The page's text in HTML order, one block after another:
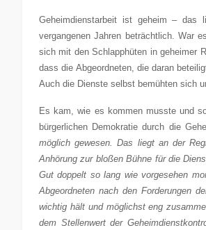
Geheimdienstarbeit ist geheim –
vergangenen Jahren beträchtlich. War
sich mit den Schlapphüten in geheimer
dass die Abgeordneten, die daran
Auch die Dienste selbst bemühten sich
Es kam, wie es kommen musste und
bürgerlichen Demokratie durch die
möglich gewesen. Das liegt an der
Anhörung zur bloßen Bühne für die
Gut doppelt so lang wie vorgesehen
Abgeordneten nach den Forderungen
wichtig hält und möglichst eng
dem Stellenwert der